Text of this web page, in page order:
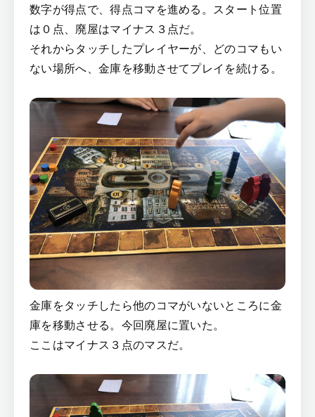
数字が得点で、得点コマを進める。スタート位置
は０点、廃屋はマイナス３点だ。
それからタッチしたプレイヤーが、どのコマもい
ない場所へ、金庫を移動させてプレイを続ける。
金庫をタッチしたら他のコマがいないところに金
庫を移動させる。今回廃屋に置いた。
ここはマイナス３点のマスだ。